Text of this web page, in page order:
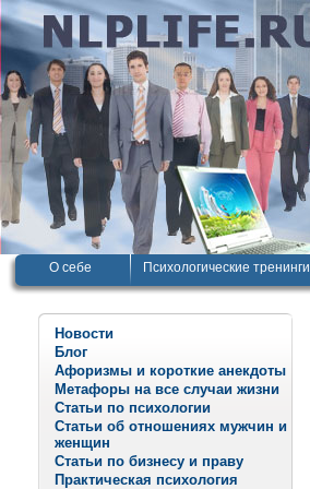
О себе Психологические тренинги
Новости
Блог
Афоризмы и короткие анекдоты
Метафоры на все случаи жизни
Статьи по психологии
Статьи об отношениях мужчин и
женщин
Статьи по бизнесу и праву
Практическая психология